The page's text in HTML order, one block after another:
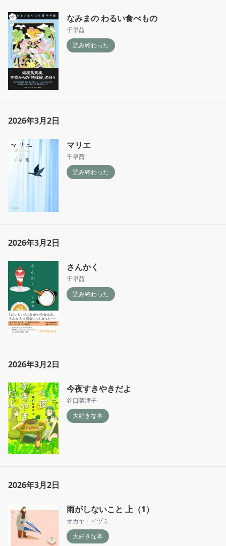
なみまの わるい食べもの
千早茜
読み終わった
2026年3月2日
マリエ
千早茜
読み終わった
2026年3月2日
さんかく
千早茜
読み終わった
2026年3月2日
今夜すきやきだよ
谷口菜津子
大好きな本
2026年3月2日
雨がしないこと 上（1）
オカヤ・イヅミ
大好きな本